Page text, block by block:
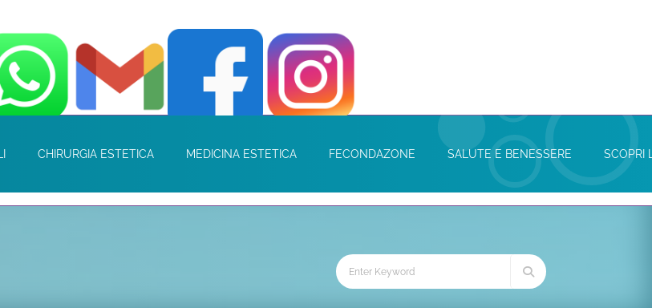
CHIRURGIA ESTETICA MEDICINA ESTETICA FECONDAZONE SALUTE E BENESSERE SCOPRI